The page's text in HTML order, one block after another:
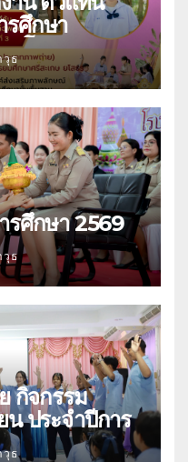
รศึกษา
ยโสธร
วุธ
รศึกษา 2569
วุธ
กิจกรรม
ประจำปีการ
วุธ